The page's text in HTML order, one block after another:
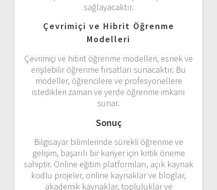
sağlayacaktır.
Çevrimiçi ve Hibrit Öğrenme
Modelleri
Çevrimiçi ve hibrit öğrenme modelleri, esnek ve
erişilebilir öğrenme fırsatları sunacaktır. Bu
modeller, öğrencilere ve profesyonellere
istedikleri zaman ve yerde öğrenme imkanı
sunar.
Sonuç
Bilgisayar bilimlerinde sürekli öğrenme ve
gelişim, başarılı bir kariyer için kritik öneme
sahiptir. Online eğitim platformları, açık kaynak
kodlu projeler, online kaynaklar ve bloglar,
akademik kaynaklar, topluluklar ve